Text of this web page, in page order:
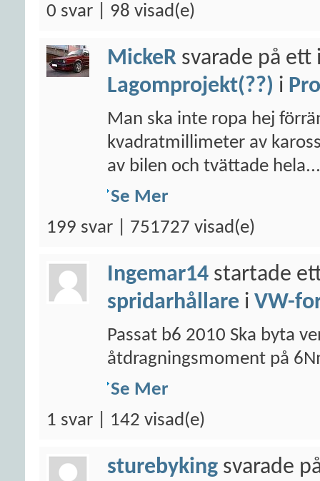
0 svar | 98 visad(e)
MickeR svarade på ett
Lagomprojekt(??) i
Man ska inte ropa hej
kvadratmillimeter av
av bilen och tvättade hela...
Se Mer
199 svar | 751727 visad(e)
Ingemar14 startade
spridarhållare i VW-
Passat b6 2010 Ska byta
åtdragningsmoment på
Se Mer
1 svar | 142 visad(e)
sturebyking svarade